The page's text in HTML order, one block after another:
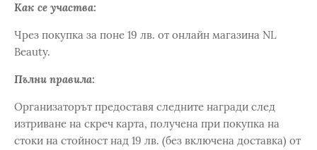
Как се участва:
Чрез покупка за поне 19 лв. от онлайн магазина NL
Beauty.
Пълни правила:
Организаторът предоставя следните награди след
изтриване на скреч карта, получена при покупка на
стоки на стойност над 19 лв. (без включена доставка) от